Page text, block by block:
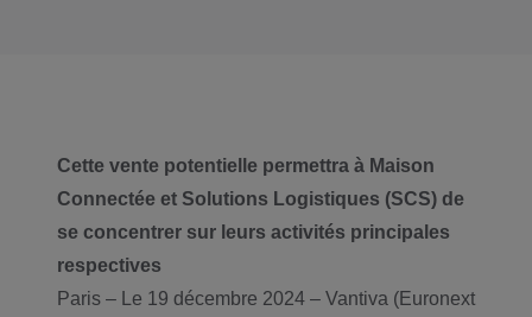
Cette vente potentielle permettra à Maison
Connectée et Solutions Logistiques (SCS) de
se concentrer sur leurs activités principales
respectives
Paris – Le 19 décembre 2024 – Vantiva (Euronext